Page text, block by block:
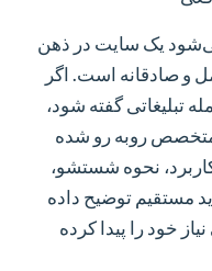
یک سایت در ذهن
و صادقانه است. اگر
تبلیغاتی گفته شود،
روبه رو شده
نحوه شستشو،
مستقیم توضیح داده
خود را پیدا کرده